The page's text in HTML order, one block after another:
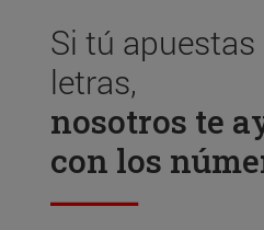
Si tú
letras,
nosotros te
con los